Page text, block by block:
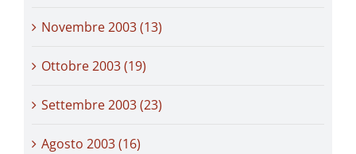
Novembre 2003 (13)
Ottobre 2003 (19)
Settembre 2003 (23)
Agosto 2003 (16)